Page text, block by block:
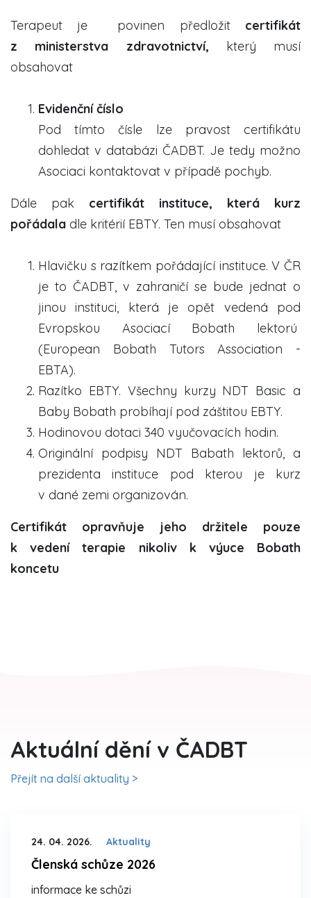
Terapeut je povinen předložit certifikát
z ministerstva zdravotnictví, který musí
obsahovat
Evidenční číslo
Pod tímto čísle lze pravost certifikátu
dohledat v databázi ČADBT. Je tedy možno
Asociaci kontaktovat v případě pochyb.
Dále pak certifikát instituce, která kurz
pořádala dle kritérií EBTY. Ten musí obsahovat
Hlavičku s razítkem pořádající instituce.V ČR
je to ČADBT, v zahraničí se bude jednat o
jinou instituci, která je opět vedená pod
Evropskou Asociací Bobath lektorú
(European Bobath Tutors Association -
EBTA).
Razítko EBTY. Všechny kurzy NDT Basic a
Baby Bobath probíhají pod záštitou EBTY.
Hodinovou dotaci 340 vyučovacích hodin.
Originální podpisy NDT Babath lektorů, a
prezidenta instituce pod kterou je kurz
v dané zemi organizován.
Certifikát opravňuje jeho držitele pouze
k vedení terapie nikoliv k výuce Bobath
koncetu
Aktuální dění v ČADBT
Přejít na další aktuality >
24. 04. 2026. Aktuality
Členská schůze 2026
informace ke schůzi